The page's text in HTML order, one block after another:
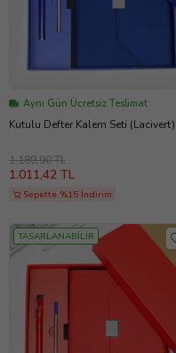
Aynı Gün Ücretsiz Teslimat
Kutulu Defter Kalem Seti (Lacivert)
1.189,90 TL
1.011,42 TL
Sepette %15 İndirim
TASARLANABİLİR